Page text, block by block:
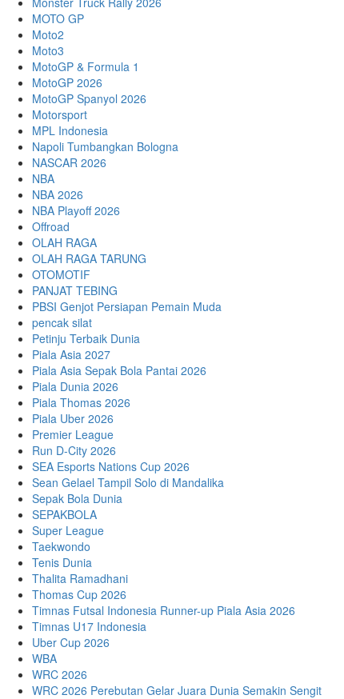
MOTO GP
Moto2
Moto3
MotoGP & Formula 1
MotoGP 2026
MotoGP Spanyol 2026
Motorsport
MPL Indonesia
Napoli Tumbangkan Bologna
NASCAR 2026
NBA
NBA 2026
NBA Playoff 2026
Offroad
OLAH RAGA
OLAH RAGA TARUNG
OTOMOTIF
PANJAT TEBING
PBSI Genjot Persiapan Pemain Muda
pencak silat
Petinju Terbaik Dunia
Piala Asia 2027
Piala Asia Sepak Bola Pantai 2026
Piala Dunia 2026
Piala Thomas 2026
Piala Uber 2026
Premier League
Run D-City 2026
SEA Esports Nations Cup 2026
Sean Gelael Tampil Solo di Mandalika
Sepak Bola Dunia
SEPAKBOLA
Super League
Taekwondo
Tenis Dunia
Thalita Ramadhani
Thomas Cup 2026
Timnas Futsal Indonesia Runner-up Piala Asia 2026
Timnas U17 Indonesia
Uber Cup 2026
WBA
WRC 2026
WRC 2026 Perebutan Gelar Juara Dunia Semakin Sengit